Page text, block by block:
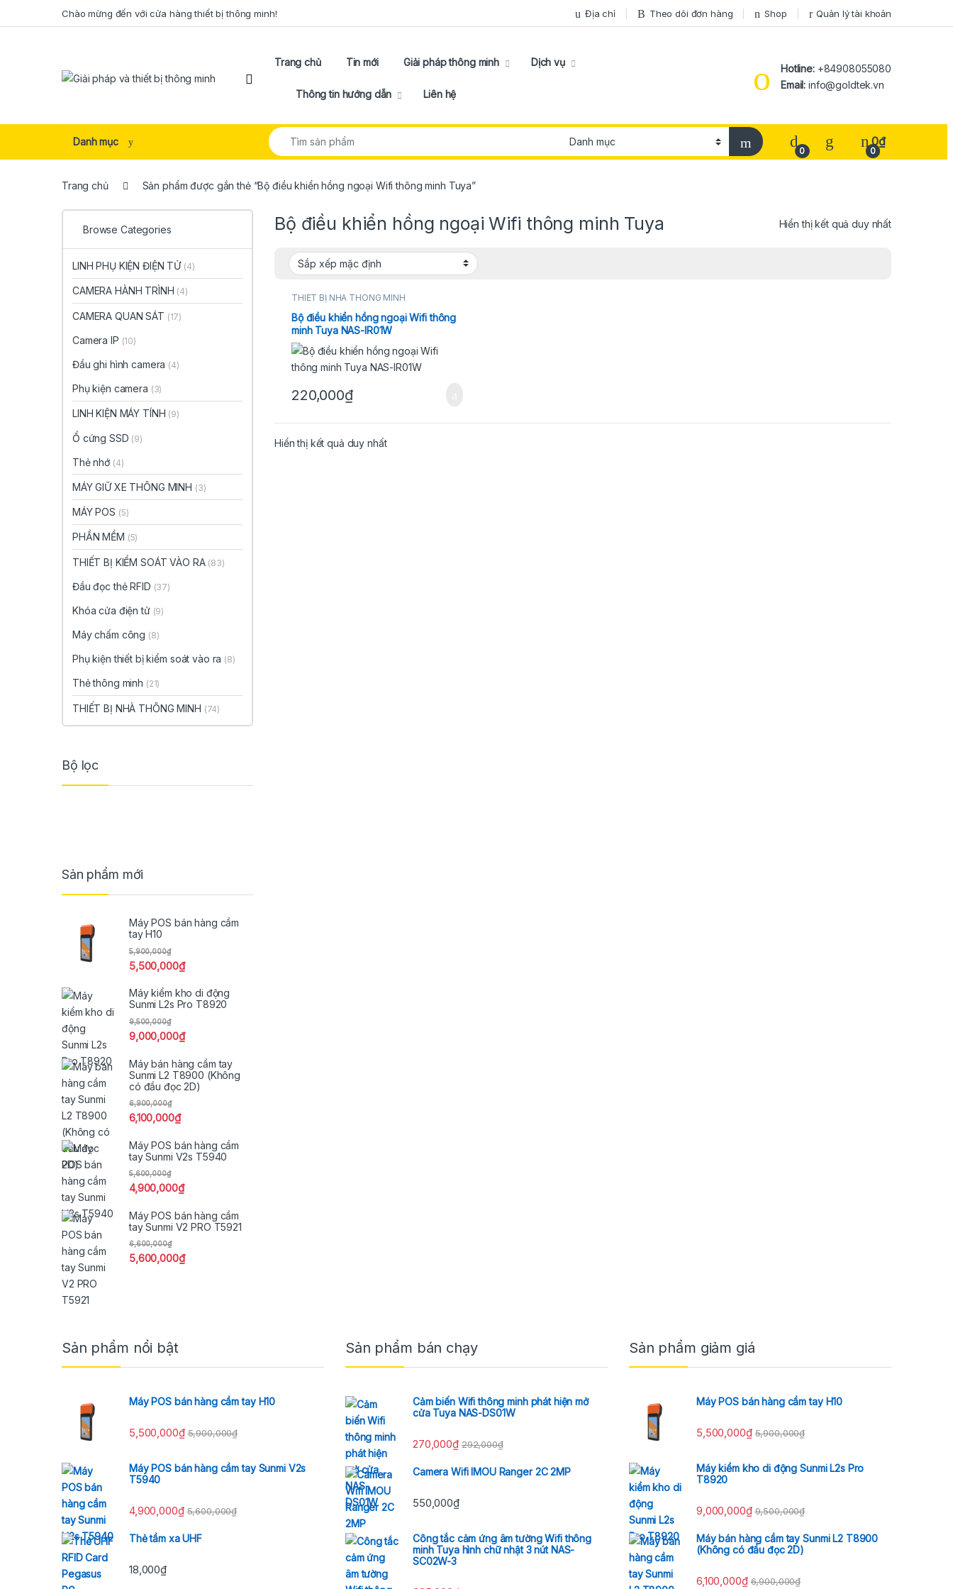
Skip to navigationChào mừng đến với cửa hàng thiết bị thông minh! Địa chỉ Theo dõi đơn hàng Shop Quản lý tài khoản
Open
Trang chủ Tin mới Giải pháp thông minh Dịch vụ
Thông tin hướng dẫn Liên hệ
Hotline:+84908055080
Email: info@goldtek.vn
Danh mục
Search for:
0 0
0₫
Trang chủ Sản phẩm được gắn thẻ “Bộ điều khiển hồng ngoại Wifi thông minh Tuya”
Bộ điều khiển hồng ngoại Wifi thông minh Tuya Hiển thị kết quả duy nhất
THIẾT BỊ NHÀ THÔNG MINH
Bộ điều khiển hồng ngoại Wifi thông
minh Tuya NAS-IR01W
220,000₫
Hiển thị kết quả duy nhất
Browse Categories
LINH PHỤ KIỆN ĐIỆN TỬ (4)
CAMERA HÀNH TRÌNH (4)
CAMERA QUAN SÁT (17)
Camera IP (10)
Đầu ghi hình camera (4)
Phụ kiện camera (3)
LINH KIỆN MÁY TÍNH (9)
Ổ cứng SSD (9)
Thẻ nhớ (4)
MÁY GIỮ XE THÔNG MINH (3)
MÁY POS (5)
PHẦN MỀM (5)
THIẾT BỊ KIỂM SOÁT VÀO RA (83)
Đầu đọc thẻ RFID (37)
Khóa cửa điện tử (9)
Máy chấm công (8)
Phụ kiện thiết bị kiểm soát vào ra (8)
Thẻ thông minh (21)
THIẾT BỊ NHÀ THÔNG MINH (74)
Bộ lọc
Sản phẩm mới
Máy POS bán hàng cầm
tay H10
5,500,000₫
5,900,000₫
Máy kiểm kho di động
Sunmi L2s Pro T8920
9,000,000₫
9,500,000₫
Máy bán hàng cầm tay
Sunmi L2 T8900 (Không
có đầu đọc 2D)
6,100,000₫
6,900,000₫
Máy POS bán hàng cầm
tay Sunmi V2s T5940
4,900,000₫
5,600,000₫
Máy POS bán hàng cầm
tay Sunmi V2 PRO T5921
5,600,000₫
6,600,000₫
Brands Carousel
Sản phẩm nổi bật
Máy POS bán hàng cầm tay H10
5,500,000₫ 5,900,000₫
Máy POS bán hàng cầm tay Sunmi V2s
T5940
4,900,000₫ 5,600,000₫
Thẻ tầm xa UHF
18,000₫
Sản phẩm bán chạy
Cảm biến Wifi thông minh phát hiện mở
cửa Tuya NAS-DS01W
270,000₫ 292,000₫
Camera Wifi IMOU Ranger 2C 2MP
550,000₫
Công tắc cảm ứng âm tường Wifi thông
minh Tuya hình chữ nhật 3 nút NAS-
SC02W-3
Sản phẩm giảm giá
Máy POS bán hàng cầm tay H10
5,500,000₫ 5,900,000₫
Máy kiểm kho di động Sunmi L2s Pro
T8920
9,000,000₫ 9,500,000₫
Máy bán hàng cầm tay Sunmi L2 T8900
(Không có đầu đọc 2D)
6,100,000₫ 6,900,000₫